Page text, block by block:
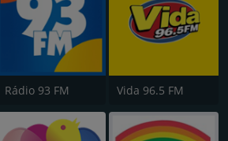
Rádio 93 FM Vida 96.5 FM